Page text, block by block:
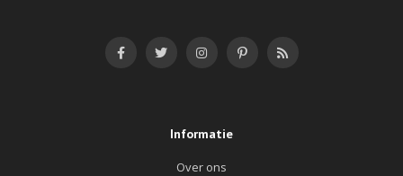
Informatie
Over ons